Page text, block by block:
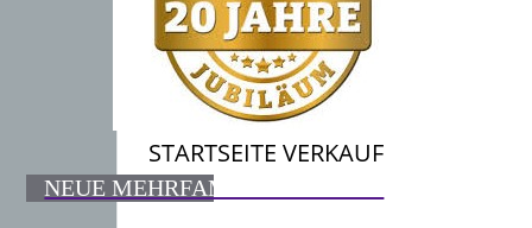
STARTSEITE VERKAUF
NEUE MEHRFAMILIENHÄUSER